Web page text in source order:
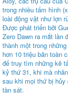
trong nhiều tấm hình
loài động vật như lợn
Được phát triển bởi
Zero Dawn ra mắt lần
thành một trong
hơn 10 triệu bản toàn
để truy tìm những kẻ
kỷ thứ 31, khi mà
sau khi mọi thứ bị
tàn sát.